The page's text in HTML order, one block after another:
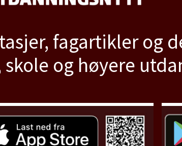
fagartikler og
skole og høyere